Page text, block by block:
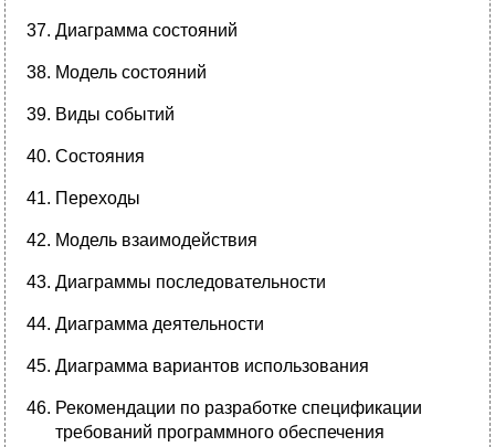
Диаграмма состояний
Модель состояний
Виды событий
Состояния
Переходы
Модель взаимодействия
Диаграммы последовательности
Диаграмма деятельности
Диаграмма вариантов использования
Рекомендации по разработке спецификации
требований программного обеспечения